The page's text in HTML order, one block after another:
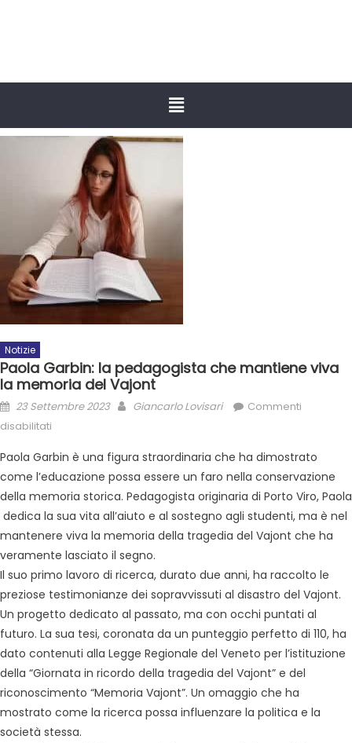
Notizie
Paola Garbin: la pedagogista che mantiene viva
la memoria del Vajont
23 Settembre 2023 Giancarlo Lovisari
Commenti
disabilitati
Paola Garbin è una figura straordinaria che ha dimostrato
come l’educazione possa essere un faro nella conservazione
della memoria storica. Pedagogista originaria di Porto Viro, Paola
dedica la sua vita all’aiuto e al sostegno agli studenti, ma è nel
mantenere viva la memoria della tragedia del Vajont che ha
veramente lasciato il segno.
Il suo primo lavoro di ricerca, durato due anni, ha raccolto le
preziose testimonianze dei sopravvissuti al disastro del Vajont.
Un progetto dedicato al passato, ma con occhi puntati al
futuro. La sua tesi, coronata da un punteggio perfetto di 110, ha
dato contenuti alla Legge Regionale del Veneto per l’istituzione
della “Giornata in ricordo della tragedia del Vajont” e del
riconoscimento “Memoria Vajont”. Un omaggio che ha
mostrato come la ricerca possa influenzare la politica e la
società stessa.